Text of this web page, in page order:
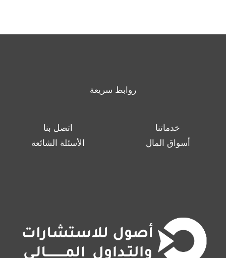
روابط سريعة
خدماتنا
اتصل بنا
أسواق المال
الأسئلة الشائعة